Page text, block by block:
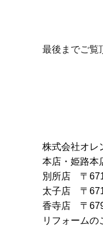
最後までご覧
株式会社オレ
本店・姫路本
別所店
〒
太子店
〒
香寺店
〒
リフォームの